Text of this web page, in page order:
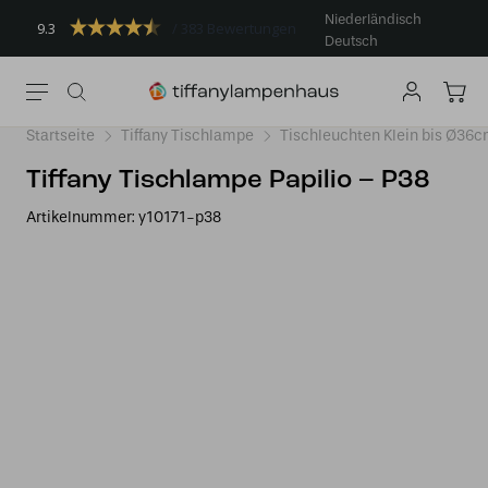
9.3
Niederländisch
Deutsch
Startseite Tiffany Tischlampe Tischleuchten Klein bis
Tiffany Tischlampe Papilio – P38
Artikelnummer: y10171-p38